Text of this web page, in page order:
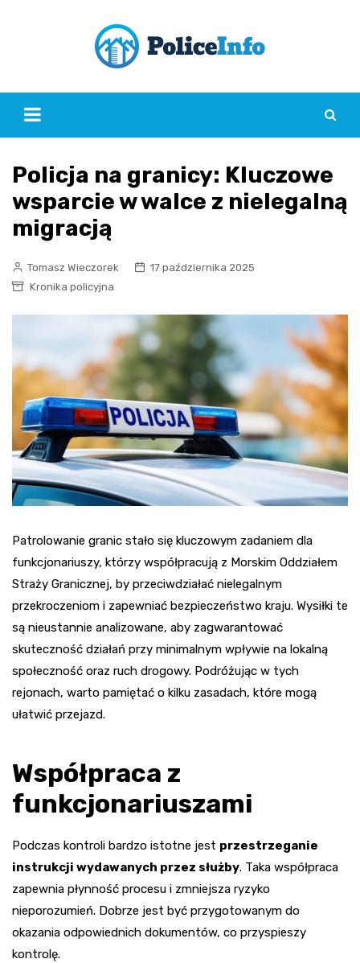
Policja na granicy: Kluczowe
wsparcie w walce z nielegalną
migracją
Tomasz Wieczorek
17 października 2025
Kronika policyjna
Patrolowanie granic stało się kluczowym zadaniem dla
funkcjonariuszy, którzy współpracują z Morskim Oddziałem
Straży Granicznej, by przeciwdziałać nielegalnym
przekroczeniom i zapewniać bezpieczeństwo kraju. Wysiłki te
są nieustannie analizowane, aby zagwarantować
skuteczność działań przy minimalnym wpływie na lokalną
społeczność oraz ruch drogowy. Podróżując w tych
rejonach, warto pamiętać o kilku zasadach, które mogą
ułatwić przejazd.
Współpraca z
funkcjonariuszami
Podczas kontroli bardzo istotne jest przestrzeganie
instrukcji wydawanych przez służby. Taka współpraca
zapewnia płynność procesu i zmniejsza ryzyko
nieporozumień. Dobrze jest być przygotowanym do
okazania odpowiednich dokumentów, co przyspieszy
kontrolę.